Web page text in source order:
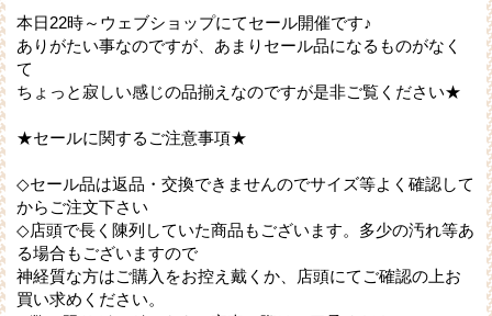
本日22時～ウェブショップにてセール開催です♪
ありがたい事なのですが、あまりセール品になるものがなく
て
ちょっと寂しい感じの品揃えなのですが是非ご覧ください★
★セールに関するご注意事項★
◇セール品は返品・交換できませんのでサイズ等よく確認して
からご注文下さい
◇店頭で長く陳列していた商品もございます。多少の汚れ等あ
る場合もございますので
神経質な方はご購入をお控え戴くか、店頭にてご確認の上お
買い求めください。